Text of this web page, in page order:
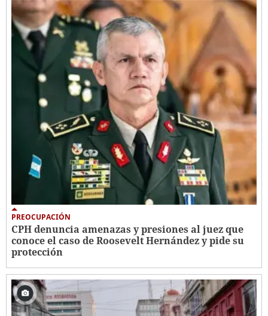
PREOCUPACIÓN
CPH denuncia amenazas y presiones al juez que
conoce el caso de Roosevelt Hernández y pide su
protección